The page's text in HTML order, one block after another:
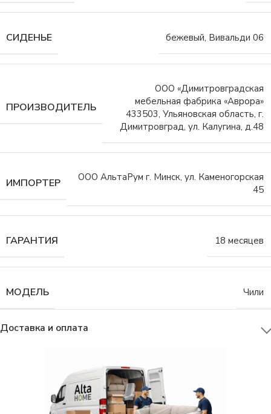
СИДЕНЬЕ бежевый, Вивальди 06
ПРОИЗВОДИТЕЛЬ
ООО «Димитровградская
мебельная фабрика «Аврора»
433503, Ульяновская область, г.
Димитровград, ул. Калугина, д.48
ИМПОРТЕР
ООО АльтаРум г. Минск, ул. Каменогорская
45
ГАРАНТИЯ 18 месяцев
МОДЕЛЬ Чили
Доставка и оплата